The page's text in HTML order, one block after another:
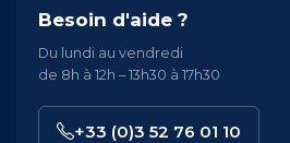
Besoin d'aide ?
Du lundi au vendredi
de 8h à 12h – 13h30 à 17h30
+33 (0)3 52 76 01 10